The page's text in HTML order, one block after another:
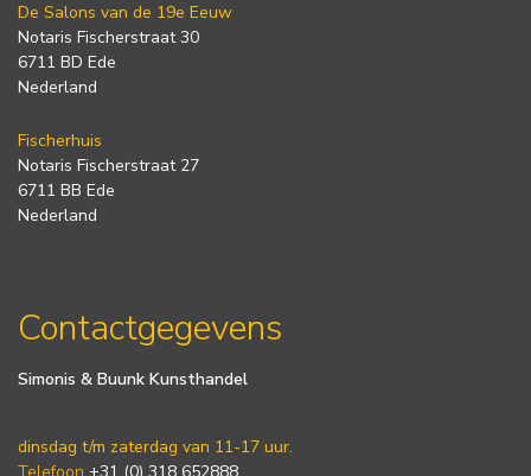
De Salons van de 19e Eeuw
Notaris Fischerstraat 30
6711 BD Ede
Nederland
Fischerhuis
Notaris Fischerstraat 27
6711 BB Ede
Nederland
Contactgegevens
Simonis & Buunk Kunsthandel
dinsdag t/m zaterdag van 11-17 uur.